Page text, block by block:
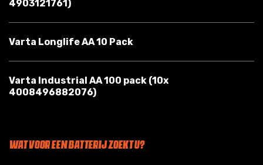
4903121761)
Varta Longlife AA 10 Pack
Varta Industrial AA 100 pack (10x
4008496882076)
WAT VOOR EEN BATTERIJ ZOEKT U?